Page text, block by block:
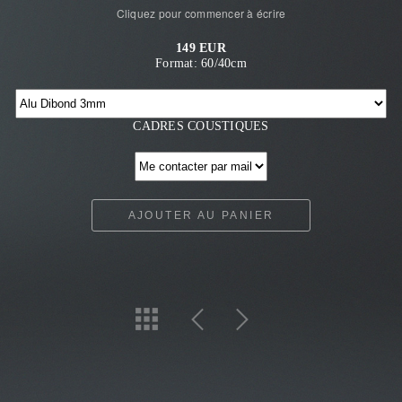
Cliquez pour commencer à écrire
149 EUR
Format: 60/40cm
CADRES COUSTIQUES
AJOUTER AU PANIER